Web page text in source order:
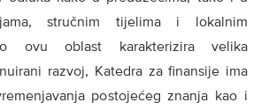
stručnim tijelima i lokalnim
ovu oblast karakterizira velika
razvoj, Katedra za finansije ima
postojećeg znanja kao i